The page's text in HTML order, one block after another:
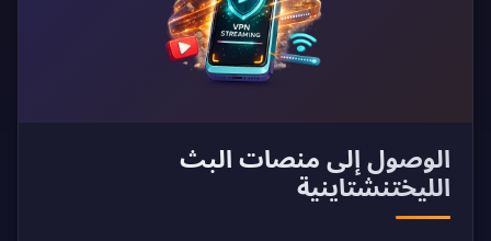
الوصول إلى منصات البث
الليختنشتاينية